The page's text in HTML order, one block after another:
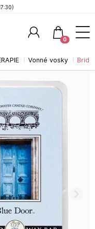
Vonné vosky
0
Hledat